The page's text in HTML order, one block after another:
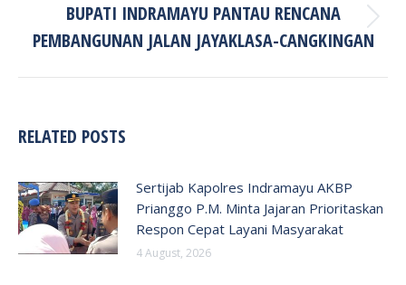
Next
post:
BUPATI INDRAMAYU PANTAU RENCANA
PEMBANGUNAN JALAN JAYAKLASA-CANGKINGAN
RELATED POSTS
Sertijab Kapolres Indramayu AKBP
Prianggo P.M. Minta Jajaran Prioritaskan
Respon Cepat Layani Masyarakat
4 August, 2026